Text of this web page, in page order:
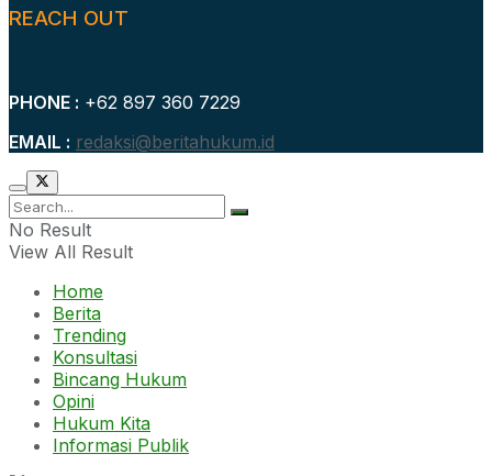
REACH OUT
PHONE : +62 897 360 7229
EMAIL : redaksi@beritahukum.id
No Result
View All Result
Home
Berita
Trending
Konsultasi
Bincang Hukum
Opini
Hukum Kita
Informasi Publik